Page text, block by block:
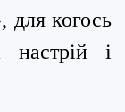
для когось
і